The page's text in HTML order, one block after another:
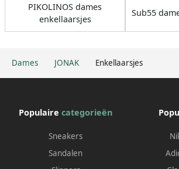
Dames JONAK Enkellaarsjes
PIKOLINOS dames
enkellaarsjes
Sub55
Populaire categorieën
Sneakers
Sandalen